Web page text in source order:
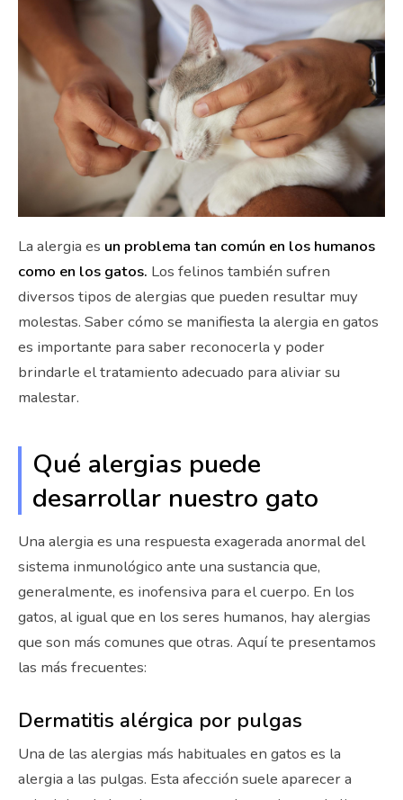
La alergia es un problema tan común en los humanos
como en los gatos. Los felinos también sufren
diversos tipos de alergias que pueden resultar muy
molestas. Saber cómo se manifiesta la alergia en gatos
es importante para saber reconocerla y poder
brindarle el tratamiento adecuado para aliviar su
malestar.
Qué alergias puede
desarrollar nuestro gato
Una alergia es una respuesta exagerada anormal del
sistema inmunológico ante una sustancia que,
generalmente, es inofensiva para el cuerpo. En los
gatos, al igual que en los seres humanos, hay alergias
que son más comunes que otras. Aquí te presentamos
las más frecuentes:
Dermatitis alérgica por pulgas
Una de las alergias más habituales en gatos es la
alergia a las pulgas. Esta afección suele aparecer a